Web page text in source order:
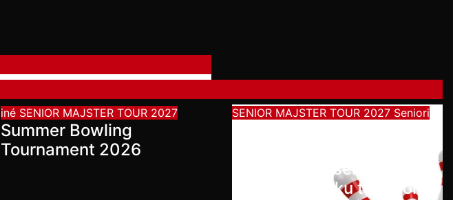
iné SENIOR MAJSTER TOUR 2027
Summer Bowling
Tournament 2026
SENIOR MAJSTER TOUR 2027 Seniori
účasť na MS seniorov
2027 v Thajsku turnajom